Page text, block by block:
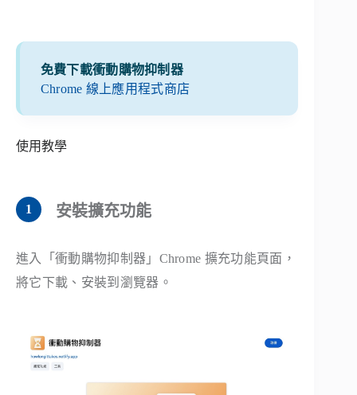
免費下載衝動購物抑制器
Chrome 線上應用程式商店
使用教學
安裝擴充功能
進入「衝動購物抑制器」Chrome 擴充功能頁面，
將它下載、安裝到瀏覽器。